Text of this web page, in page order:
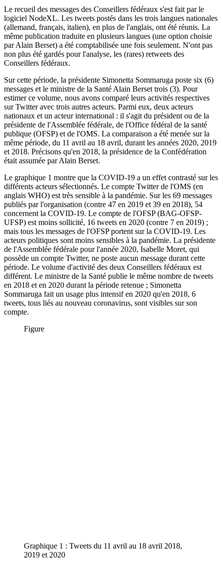
Le recueil des messages des Conseillers fédéraux s'est fait par le
logiciel NodeXL. Les tweets postés dans les trois langues nationales
(allemand, français, italien), en plus de l'anglais, ont été réunis. La
même publication traduite en plusieurs langues (une option choisie
par Alain Berset) a été comptabilisée une fois seulement. N'ont pas
non plus été gardés pour l'analyse, les (rares) retweets des
Conseillers fédéraux.
Sur cette période, la présidente Simonetta Sommaruga poste six (6)
messages et le ministre de la Santé Alain Berset trois (3). Pour
estimer ce volume, nous avons comparé leurs activités respectives
sur Twitter avec trois autres acteurs. Parmi eux, deux acteurs
nationaux et un acteur international : il s'agit du président ou de la
présidente de l'Assemblée fédérale, de l'Office fédéral de la santé
publique (OFSP) et de l'OMS. La comparaison a été menée sur la
même période, du 11 avril au 18 avril, durant les années 2020, 2019
et 2018. Précisons qu'en 2018, la présidence de la Confédération
était assumée par Alain Berset.
Le graphique 1 montre que la COVID-19 a un effet contrasté sur les
différents acteurs sélectionnés. Le compte Twitter de l'OMS (en
anglais WHO) est très sensible à la pandémie. Sur les 69 messages
publiés par l'organisation (contre 47 en 2019 et 39 en 2018), 54
concernent la COVID-19. Le compte de l'OFSP (BAG-OFSP-
UFSP) est moins sollicité, 16 tweets en 2020 (contre 7 en 2019) ;
mais tous les messages de l'OFSP portent sur la COVID-19. Les
acteurs politiques sont moins sensibles à la pandémie. La présidente
de l'Assemblée fédérale pour l'année 2020, Isabelle Moret, qui
possède un compte Twitter, ne poste aucun message durant cette
période. Le volume d'activité des deux Conseillers fédéraux est
différent. Le ministre de la Santé publie le même nombre de tweets
en 2018 et en 2020 durant la période retenue ; Simonetta
Sommaruga fait un usage plus intensif en 2020 qu'en 2018, 6
tweets, tous liés au nouveau coronavirus, sont visibles sur son
compte.
Figure
Graphique 1 : Tweets du 11 avril au 18 avril 2018,
2019 et 2020